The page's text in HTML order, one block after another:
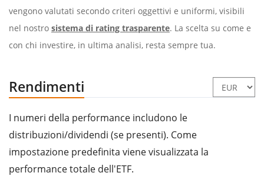
vengono valutati secondo criteri oggettivi e uniformi, visibili
nel nostro sistema di rating trasparente. La scelta su come e
con chi investire, in ultima analisi, resta sempre tua.
Rendimenti
I numeri della performance includono le
distribuzioni/dividendi (se presenti). Come
impostazione predefinita viene visualizzata la
performance totale dell'ETF.